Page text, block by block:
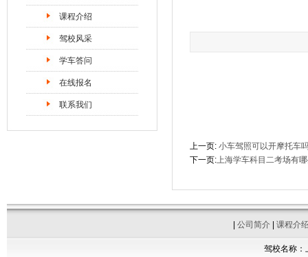
课程介绍
驾校风采
学车答问
在线报名
联系我们
上一页: 小车驾照可以开摩托车
下一页:上海学车科目二考场有
公司简介| 课程介
驾校名称：